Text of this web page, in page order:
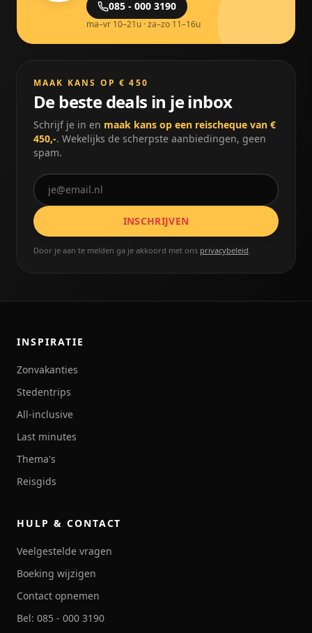
085 - 000 3190
ma–vr 10–21u · za–zo 11–16u
MAAK KANS OP € 450
De beste deals in je inbox
Schrijf je in en maak kans op een reischeque van €
450,-. Wekelijks de scherpste aanbiedingen, geen
spam.
INSCHRIJVEN
Door je aan te melden ga je akkoord met ons privacybeleid.
INSPIRATIE
Zonvakanties
Stedentrips
All-inclusive
Last minutes
Thema's
Reisgids
HULP & CONTACT
Veelgestelde vragen
Boeking wijzigen
Contact opnemen
Bel: 085 - 000 3190